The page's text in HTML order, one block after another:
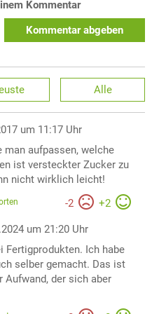
Kommentar
Kommentar abgeben
Alle
um 11:17 Uhr
aufpassen, welche
ist versteckter Zucker zu
nicht wirklich leicht!
-2 +2
um 21:20 Uhr
Fertigprodukten. Ich habe
selber gemacht. Das ist
Aufwand, der sich aber